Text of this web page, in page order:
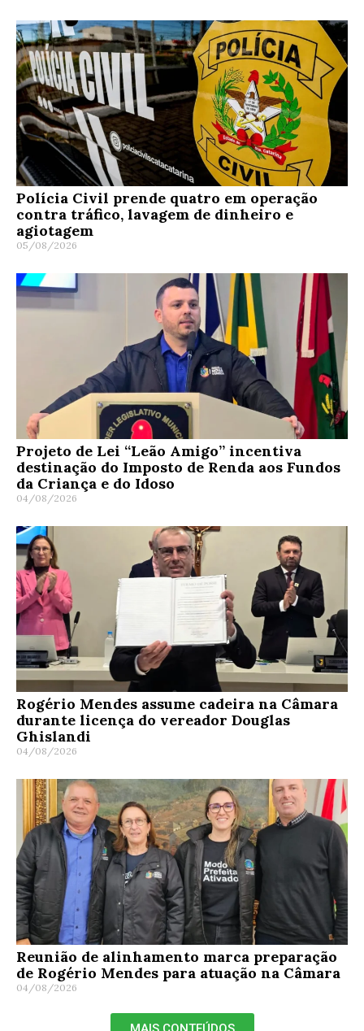
Polícia Civil prende quatro em operação
contra tráfico, lavagem de dinheiro e
agiotagem
05/08/2026
Projeto de Lei “Leão Amigo” incentiva
destinação do Imposto de Renda aos Fundos
da Criança e do Idoso
04/08/2026
Rogério Mendes assume cadeira na Câmara
durante licença do vereador Douglas
Ghislandi
04/08/2026
Reunião de alinhamento marca preparação
de Rogério Mendes para atuação na Câmara
04/08/2026